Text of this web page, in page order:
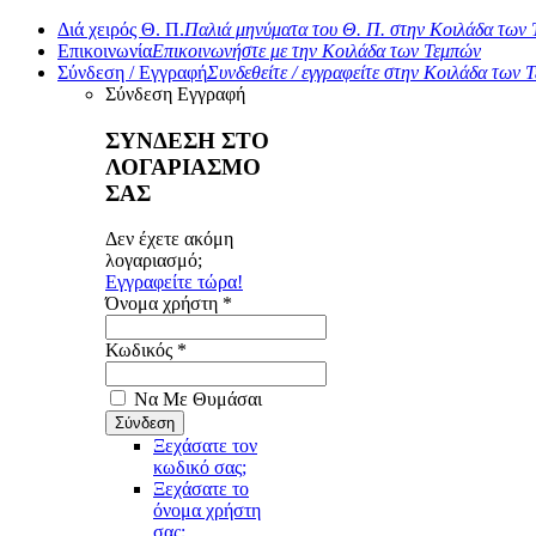
Διά χειρός Θ. Π.Παλιά μηνύματα του Θ. Π. στην Κοιλάδα των
ΕπικοινωνίαΕπικοινωνήστε με την Κοιλάδα των Τεμπών
Σύνδεση / ΕγγραφήΣυνδεθείτε / εγγραφείτε στην Κοιλάδα των
Σύνδεση Εγγραφή
ΣΥΝΔΕΣΗ ΣΤΟ
ΛΟΓΑΡΙΑΣΜΟ
ΣΑΣ
Δεν έχετε ακόμη
λογαριασμό;
Εγγραφείτε τώρα!
Όνομα χρήστη *
Κωδικός *
Να Με Θυμάσαι
Ξεχάσατε τον
κωδικό σας;
Ξεχάσατε το
όνομα χρήστη